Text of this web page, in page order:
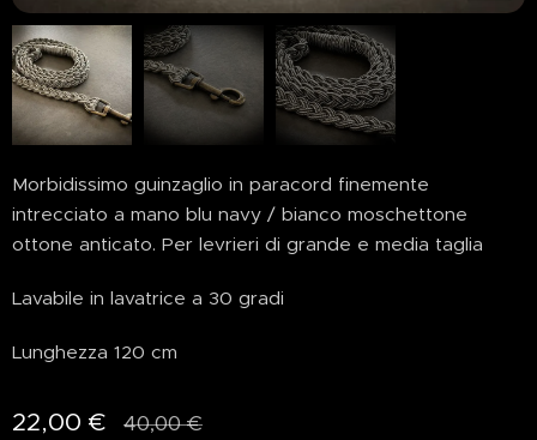
Morbidissimo guinzaglio in paracord finemente
intrecciato a mano blu navy / bianco moschettone
ottone anticato. Per levrieri di grande e media taglia
Lavabile in lavatrice a 30 gradi
Lunghezza 120 cm
22,00 € 40,00€